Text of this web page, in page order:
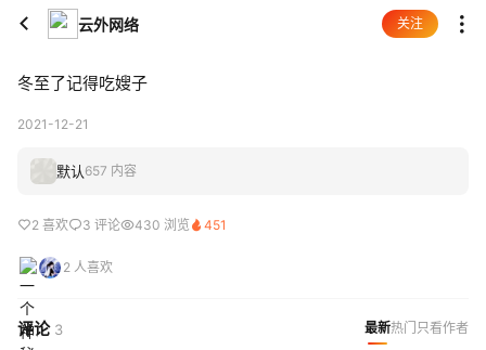
云外网络 关注
冬至了记得吃嫂子
2021-12-21
默认 657 内容
2 喜欢 3 评论 430 浏览 451
2 人喜欢
评论 3 最新热门 只看作者